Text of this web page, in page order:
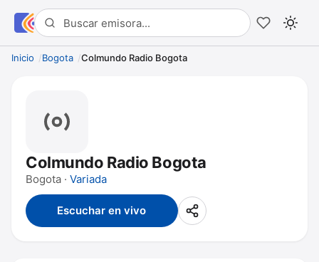
Inicio Bogota Colmundo Radio Bogota
Colmundo Radio Bogota
Bogota · Variada
Escuchar en vivo